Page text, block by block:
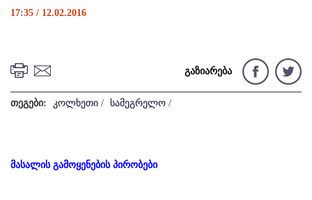
17:35 / 12.02.2016
გაზიარება
თეგები: კოლხეთი / სამეგრელო /
მასალის გამოყენების პირობები